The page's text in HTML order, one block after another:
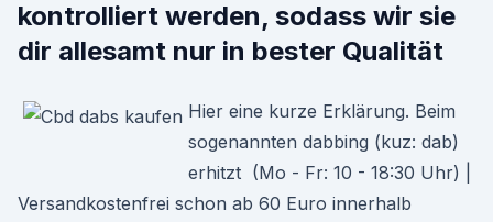
kontrolliert werden, sodass wir sie
dir allesamt nur in bester Qualität
Hier eine kurze Erklärung. Beim
sogenannten dabbing (kuz: dab)
erhitzt (Mo - Fr: 10 - 18:30 Uhr) |
Versandkostenfrei schon ab 60 Euro innerhalb